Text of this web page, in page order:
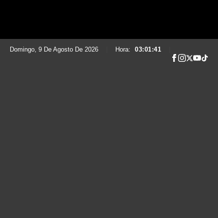
Domingo, 9 De Agosto De 2026 Hora: 03:01:42